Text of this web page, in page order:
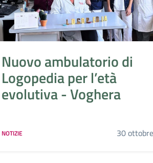
Nuovo ambulatorio di
Logopedia per l’età
evolutiva - Voghera
NOTIZIE 30